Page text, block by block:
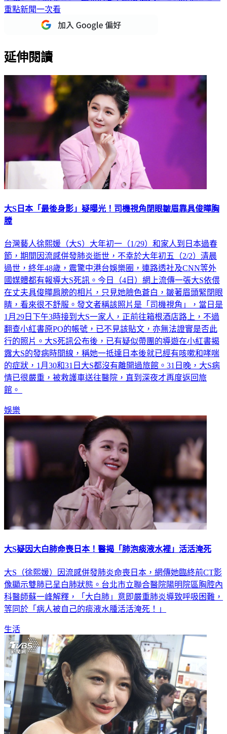
重點新聞一次看
延伸閱讀
大S日本「最後身影」疑曝光！司機視角閉眼皺眉靠具俊曄胸
膛
台灣藝人徐熙媛（大S）大年初一（1/29）和家人到日本過春
節，期間因流感併發肺炎逝世，不幸於大年初五（2/2）清晨
過世，終年48歲，震驚中港台娛樂圈，連路透社及CNN等外
國媒體都有報導大S死訊。今日（4日）網上流傳一張大S依偎
在丈夫具俊曄肩膀的相片，只見她臉色蒼白，皺著眉頭緊閉眼
睛，看來很不舒服。發文者稱該照片是「司機視角」，當日是
1月29日下午3時接到大S一家人，正前往箱根酒店路上，不過
翻查小紅書原PO的帳號，已不見該貼文，亦無法證實是否此
行的照片。大S死訊公布後，已有疑似帶團的導遊在小紅書揭
露大S的發病時間線，稱她一抵達日本後就已經有咳嗽和哮喘
的症狀，1月30和31日大S都沒有離開過旅館。31日晚，大S病
情已很嚴重，被救護車送往醫院，直到深夜才再度返回旅
館。
娛樂
大S疑因大白肺命喪日本！醫揭「肺泡痰液水裡」活活淹死
大S（徐熙媛）因流感併發肺炎命喪日本，網傳她臨終前CT影
像顯示雙肺已呈白肺狀態。台北市立聯合醫院陽明院區胸腔內
科醫師蘇一峰解釋，「大白肺」意即嚴重肺炎導致呼吸困難，
等同於「病人被自己的痰液水腫活活淹死！」
生活